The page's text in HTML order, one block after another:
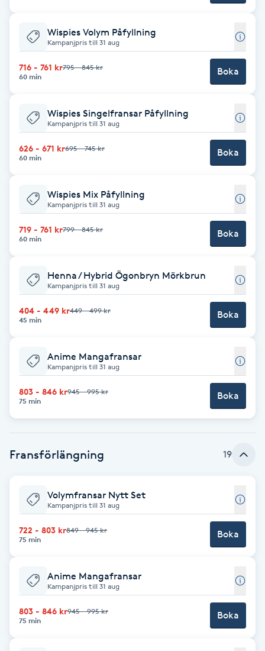
Fibromassage
Fillers
Fotmassage
Fotsvamp
Fransar
Fransborttagning
Fransförlängning
Fransförlängning Megavolym
Fransförlängning Volym
Fransk manikyr
Fransrengöring
Friskvård
Friskvårdsmassage
Funktionsanalys
Wispies Volym Påfyllning
Kampanjpris till 31 aug
716 - 761 kr795 - 845 kr
60 min
Boka
Wispies Singelfransar Påfyllning
Kampanjpris till 31 aug
626 - 671 kr695 - 745 kr
60 min
Boka
Wispies Mix Påfyllning
Kampanjpris till 31 aug
719 - 761 kr799 - 845 kr
60 min
Boka
Henna / Hybrid Ögonbryn Mörkbrun
Kampanjpris till 31 aug
404 - 449 kr449 - 499 kr
45 min
Boka
Anime Mangafransar
Kampanjpris till 31 aug
803 - 846 kr945 - 995 kr
75 min
Boka
Fransförlängning 19
Volymfransar Nytt Set
Kampanjpris till 31 aug
722 - 803 kr849 - 945 kr
75 min
Boka
Anime Mangafransar
Kampanjpris till 31 aug
803 - 846 kr945 - 995 kr
75 min
Boka